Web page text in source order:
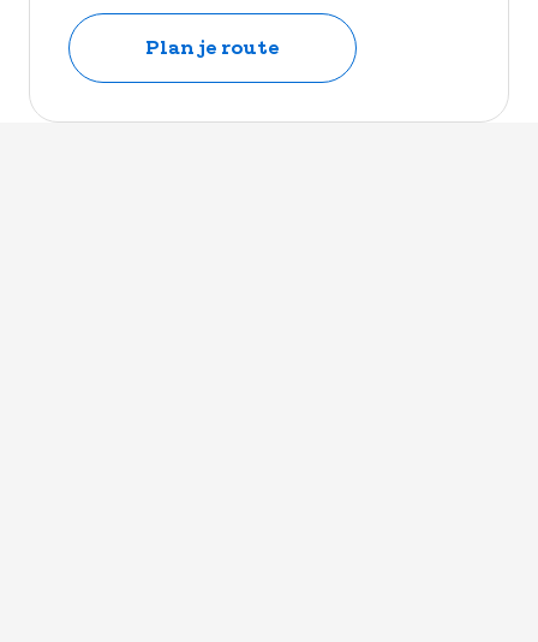
Plan je route